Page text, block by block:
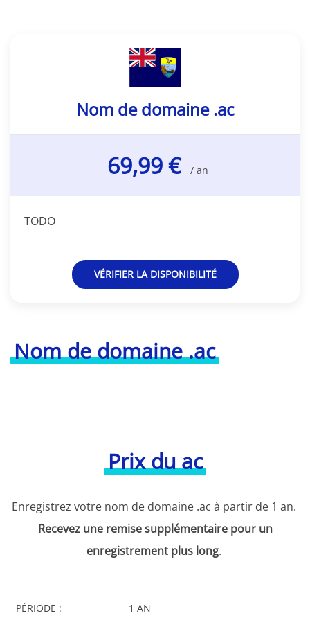
Nom de domaine .ac
Nom de domaine .ac
69,99 € / an
TODO
VÉRIFIER LA DISPONIBILITÉ
Prix du ac
Enregistrez votre nom de domaine .ac à partir de 1 an.
Recevez une remise supplémentaire pour un
enregistrement plus long.
PÉRIODE : 1 AN